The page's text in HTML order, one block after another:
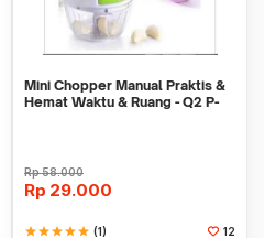
Mini Chopper Manual Praktis &
Hemat Waktu & Ruang - Q2 P-
Rp58.000
Rp 29.000
starstarstarstarstar (1) 12